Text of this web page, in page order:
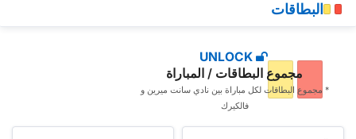
البطاقات
UNLOCK
مجموع البطاقات / المباراة
* مجموع البطاقات ‏لكل مباراة بين نادي سانت ميرين و
فالكيرك